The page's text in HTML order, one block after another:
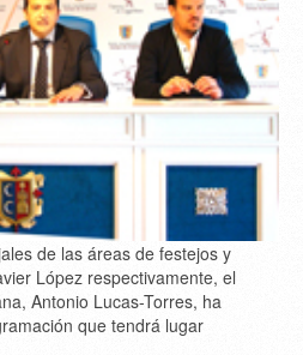
de las áreas de festejos y
López respectivamente, el
Antonio Lucas-Torres, ha
que tendrá lugar